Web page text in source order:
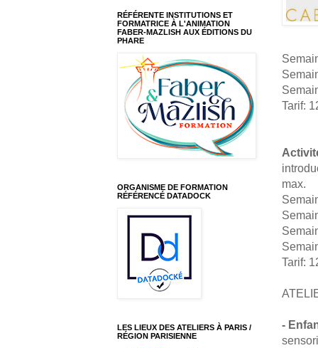
Tarif:
max.
Tarif:
-
RÉFÉRENTE INSTITUTIONS ET
FORMATRICE À L'ANIMATION
FABER-MAZLISH AUX ÉDITIONS DU
PHARE
ORGANISME DE FORMATION
RÉFÉRENCÉ DATADOCK
LES LIEUX DES ATELIERS À PARIS /
RÉGION PARISIENNE